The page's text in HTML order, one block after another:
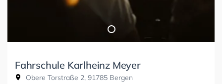
Fahrschule Karlheinz Meyer
Obere Torstraße 2, 91785 Bergen